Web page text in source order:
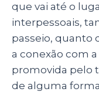
que vai até o
interpessoais,
passeio, quanto
a conexão com
promovida pelo
de alguma